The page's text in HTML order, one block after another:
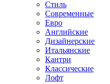
Стиль
Современные
Евро
Английские
Дизайнерские
Итальянские
Кантри
Классические
Лофт